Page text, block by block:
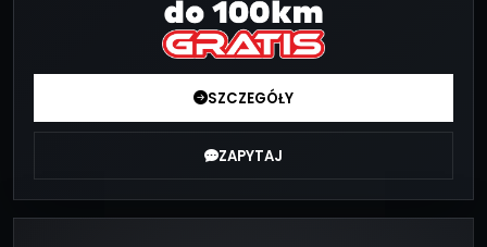
SZCZEGÓŁY
ZAPYTAJ